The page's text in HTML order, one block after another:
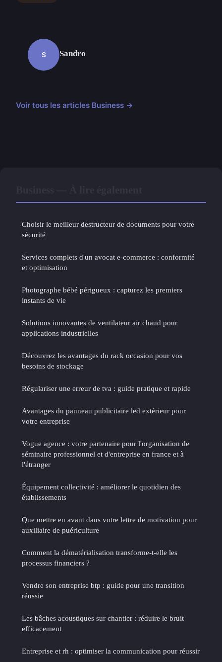
S Sandro
Voir tous les articles Business →
Choisir le meilleur destructeur de documents pour votre
sécurité
Services complets d'un avocat e-commerce : conformité
et optimisation
Photographe bébé périgueux : capturez les premiers
instants de vie
Solutions innovantes de ventilateur air chaud pour
applications industrielles
Découvrez les avantages du rack occasion pour vos
besoins de stockage
Régulariser une erreur de tva : guide pratique et rapide
Avantages du panneau publicitaire led extérieur pour
votre entreprise
Vogue agence : votre partenaire pour l'organisation de
séminaire professionnel et d'entreprise en france et à
l'étranger
Équipement collectivité : améliorer le quotidien des
établissements
Que mettre en avant dans votre lettre de motivation pour
auxiliaire de puériculture
Comment la dématérialisation transforme-t-elle les
processus financiers ?
Vendre son entreprise btp : guide pour une transition
réussie
Les bâches acoustiques sur chantier : réduire le bruit
efficacement
Entreprise et rh : optimiser la communication pour réussir